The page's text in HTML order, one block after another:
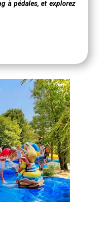
à pédales, et explorez